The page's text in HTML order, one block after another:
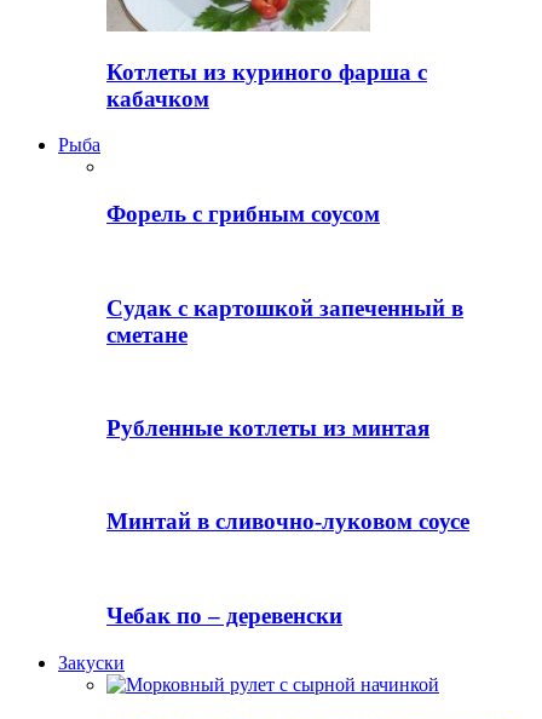
Котлеты из куриного фарша с
кабачком
Рыба
Форель с грибным соусом
Судак с картошкой запеченный в
сметане
Рубленные котлеты из минтая
Минтай в сливочно-луковом соусе
Чебак по – деревенски
Закуски